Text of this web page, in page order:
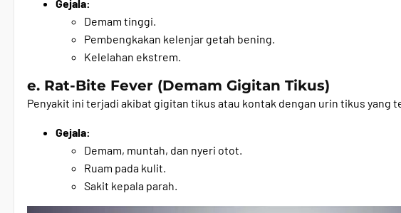
Gejala:
Demam tinggi.
Pembengkakan kelenjar getah bening.
Kelelahan ekstrem.
e. Rat-Bite Fever (Demam Gigitan Tikus)
Penyakit ini terjadi akibat gigitan tikus atau kontak dengan urin tikus yang
Gejala:
Demam, muntah, dan nyeri otot.
Ruam pada kulit.
Sakit kepala parah.